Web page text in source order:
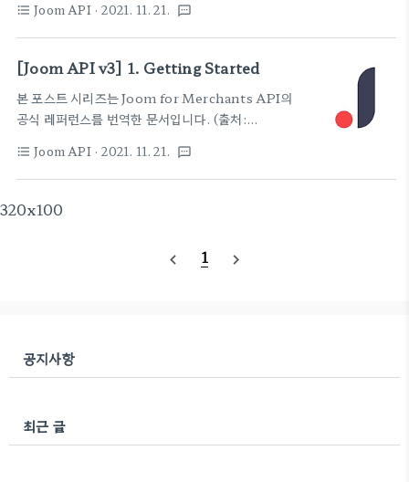
Joom API v2 포스트 시리즈와는 별개의 시리즈 입
니다. 읽으실때 혼동 없으시길 바랍니다. Products
개요 이 섹션은 Product 관련 작업을 위한 모든 엔드
포인트를 다룹니다. ID 및 SKU Product SKU 및
Variation SKU는 판매자가 직접 생성한 Product
및 Variation에 대한 고유 식별자 입니다. 각
Product SKU는 모든 판매자의 Product SKU와
SKU..
format_list_bulleted Joom API · 2021. 11. 21. textsms
[Joom API v3] 1. Getting Started
본 포스트 시리즈는 Joom for Merchants API의
공식 레퍼런스를 번역한 문서입니다. (출처:
Joom API v2 포스트 시리즈와는 별개의 시리즈 입
니다. 읽으실때 혼동 없으시길 바랍니다 이 API 문서
는 Joom for Merchants API와의 통합을 구축하
정보를 포함하는 Joom의 웹버전에 대한
합니까? 판매자와 Joom의 상호작용에 대한 자세한..
format_list_bulleted Joom API · 2021. 11. 21. textsms
320x100
navigate_before 1 navigate_next
공지사항
최근 글